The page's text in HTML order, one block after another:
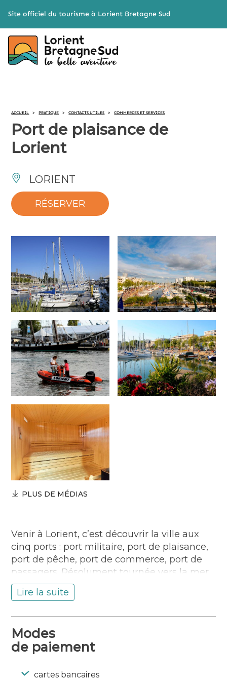
Site officiel du tourisme à Lorient Bretagne Sud
ACCUEIL > PRATIQUE > CONTACTS UTILES > COMMERCES ET SERVICES
Port de plaisance de
Lorient
LORIENT
RÉSERVER
PLUS DE MÉDIAS
Venir à Lorient, c’est découvrir la ville aux
cinq ports : port militaire, port de plaisance,
port de pêche, port de commerce, port de
passagers. Résolument tournée vers la mer,
la ville dispose d’un véritable terrain de jeux
pour les passionnés d’histoire et les férus de
sur le plan d’eau par un agent de port qui
vous accompagne jusqu’à sa place et l’aide
de Lorient offre un accueil confortable aux
Lire la suite
Modes
de paiement
cartes bancaires